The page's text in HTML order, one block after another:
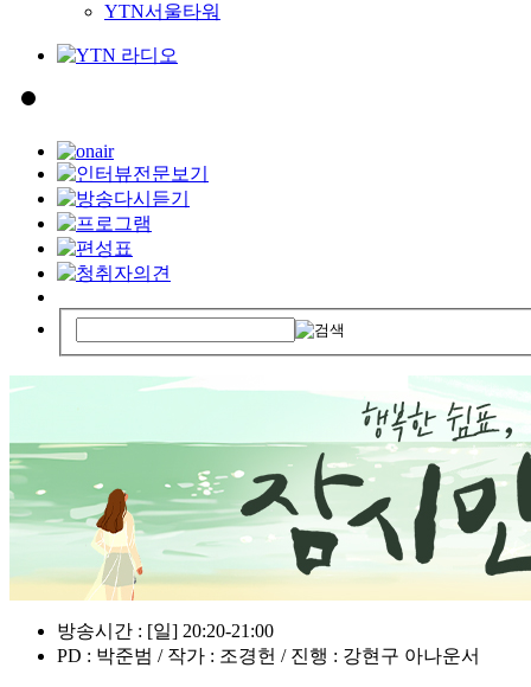
YTN서울타워
방송시간 : [일] 20:20-21:00
PD : 박준범 / 작가 : 조경헌 / 진행 : 강현구 아나운서